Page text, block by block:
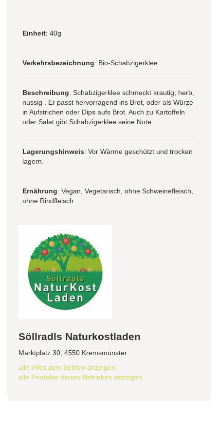
Einheit: 40g
Verkehrsbezeichnung: Bio-Schabzigerklee
Beschreibung: Schabzigerklee schmeckt krautig, herb,
nussig . Er passt hervorragend ins Brot, oder als Würze
in Aufstrichen oder Dips aufs Brot. Auch zu Kartoffeln
oder Salat gibt Schabzigerklee seine Note.
Lagerungshinweis: Vor Wärme geschützt und trocken
lagern.
Ernährung: Vegan, Vegetarisch, ohne Schweinefleisch,
ohne Rindfleisch
Söllradls Naturkostladen
Marktplatz 30, 4550 Kremsmünster
alle Infos zum Betrieb anzeigen
alle Produkte dieses Betriebes anzeigen